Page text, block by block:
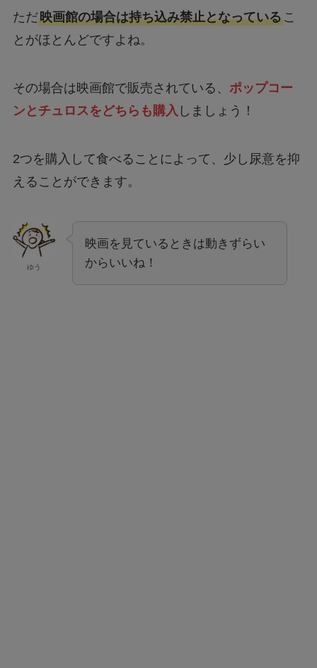
ただ映画館の場合は持ち込み禁止となっているこ
とがほとんどですよね。
その場合は映画館で販売されている、 ポップコー
ンとチュロスをどちらも購入 しましょう！
2つを購入して食べることによって、少し尿意を抑
えることができます。
ゆう
映画を見ているときは動きずらい
からいいね！